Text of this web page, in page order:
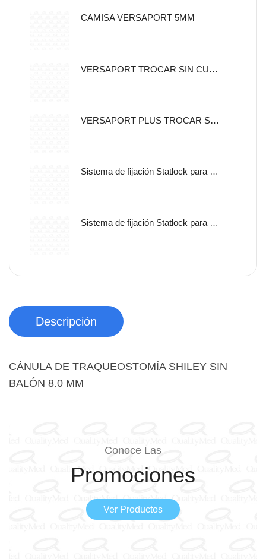
CAMISA VERSAPORT 5MM
VERSAPORT TROCAR SIN CUCHILLA CON CANULA DE FIJACION 5MM
VERSAPORT PLUS TROCAR SIN CUCHILLA CON CANULA DE
Sistema de fijación Statlock para sonda nasogástrica y sondas de alimentación enteral, tamaño pediátrico, auto adherible.
Sistema de fijación Statlock para sonda nasogástrica y sondas de alimentación enteral, tamaño pediátrico, libre de latex.
Descripción
CÁNULA DE TRAQUEOSTOMÍA SHILEY SIN
BALÓN 8.0 MM
Conoce Las
Promociones
Ver Productos